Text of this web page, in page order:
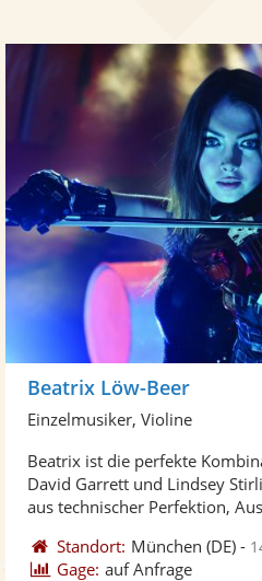
Beatrix Löw-Beer
Einzelmusiker, Violine
Beatrix ist die perfekte
David Garrett und Lindsey
aus technischer Perfektion,
Standort: München (DE) -
Gage: auf Anfrage